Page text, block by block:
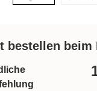
bestellen beim